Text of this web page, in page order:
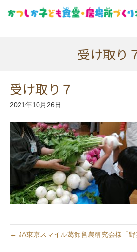
受け取り
受け取り７
2021年10月26日
← JA東京スマイル葛飾営農研究会様「